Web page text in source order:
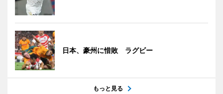
日本、豪州に惜敗 ラグビー
もっと見る